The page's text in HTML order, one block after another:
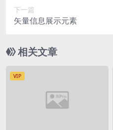
下一篇
矢量信息展示元素
相关文章
VIP